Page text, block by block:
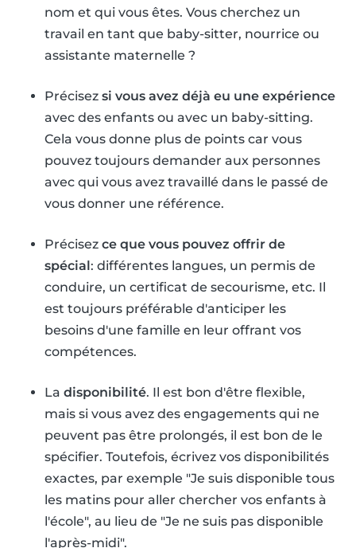
nom et qui vous êtes. Vous cherchez un
travail en tant que baby-sitter, nourrice ou
assistante maternelle ?
Précisez si vous avez déjà eu une expérience
avec des enfants ou avec un baby-sitting.
Cela vous donne plus de points car vous
pouvez toujours demander aux personnes
avec qui vous avez travaillé dans le passé de
vous donner une référence.
Précisez ce que vous pouvez offrir de
spécial: différentes langues, un permis de
conduire, un certificat de secourisme, etc. Il
est toujours préférable d'anticiper les
besoins d'une famille en leur offrant vos
compétences.
La disponibilité. Il est bon d'être flexible,
mais si vous avez des engagements qui ne
peuvent pas être prolongés, il est bon de le
spécifier. Toutefois, écrivez vos disponibilités
exactes, par exemple "Je suis disponible tous
les matins pour aller chercher vos enfants à
l'école", au lieu de "Je ne suis pas disponible
l'après-midi".